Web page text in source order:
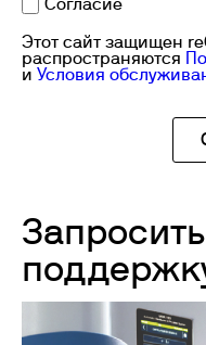
Согласие
Этот сайт защищен
распространяются
и Условия